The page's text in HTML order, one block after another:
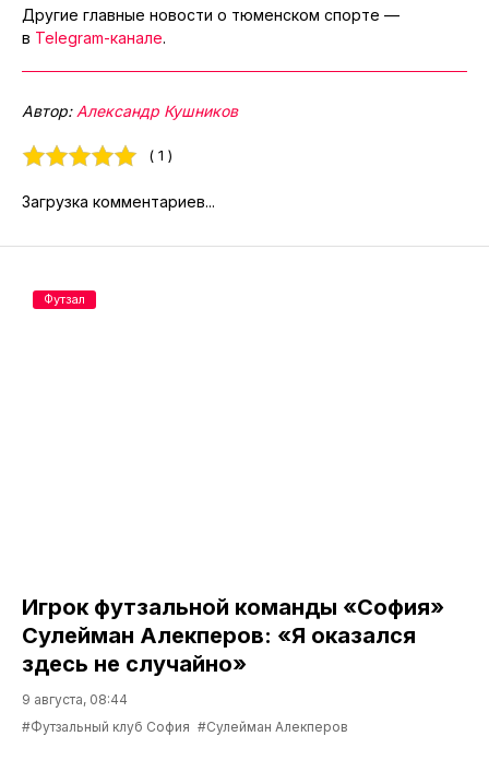
Другие главные новости о тюменском спорте —
в Telegram-канале.
Автор: Александр Кушников
( 1 )
Загрузка комментариев...
Игрок футзальной команды «София»
Сулейман Алекперов: «Я оказался
здесь не случайно»
9 августа, 08:44
#Футзальный клуб София #Сулейман Алекперов
Футзал